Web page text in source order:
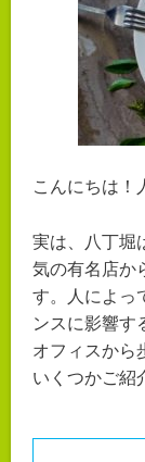
こんにちは！
実は、八丁堀
気の有名店か
す。
人によっ
ンスに影響す
オフィスから
いくつかご紹